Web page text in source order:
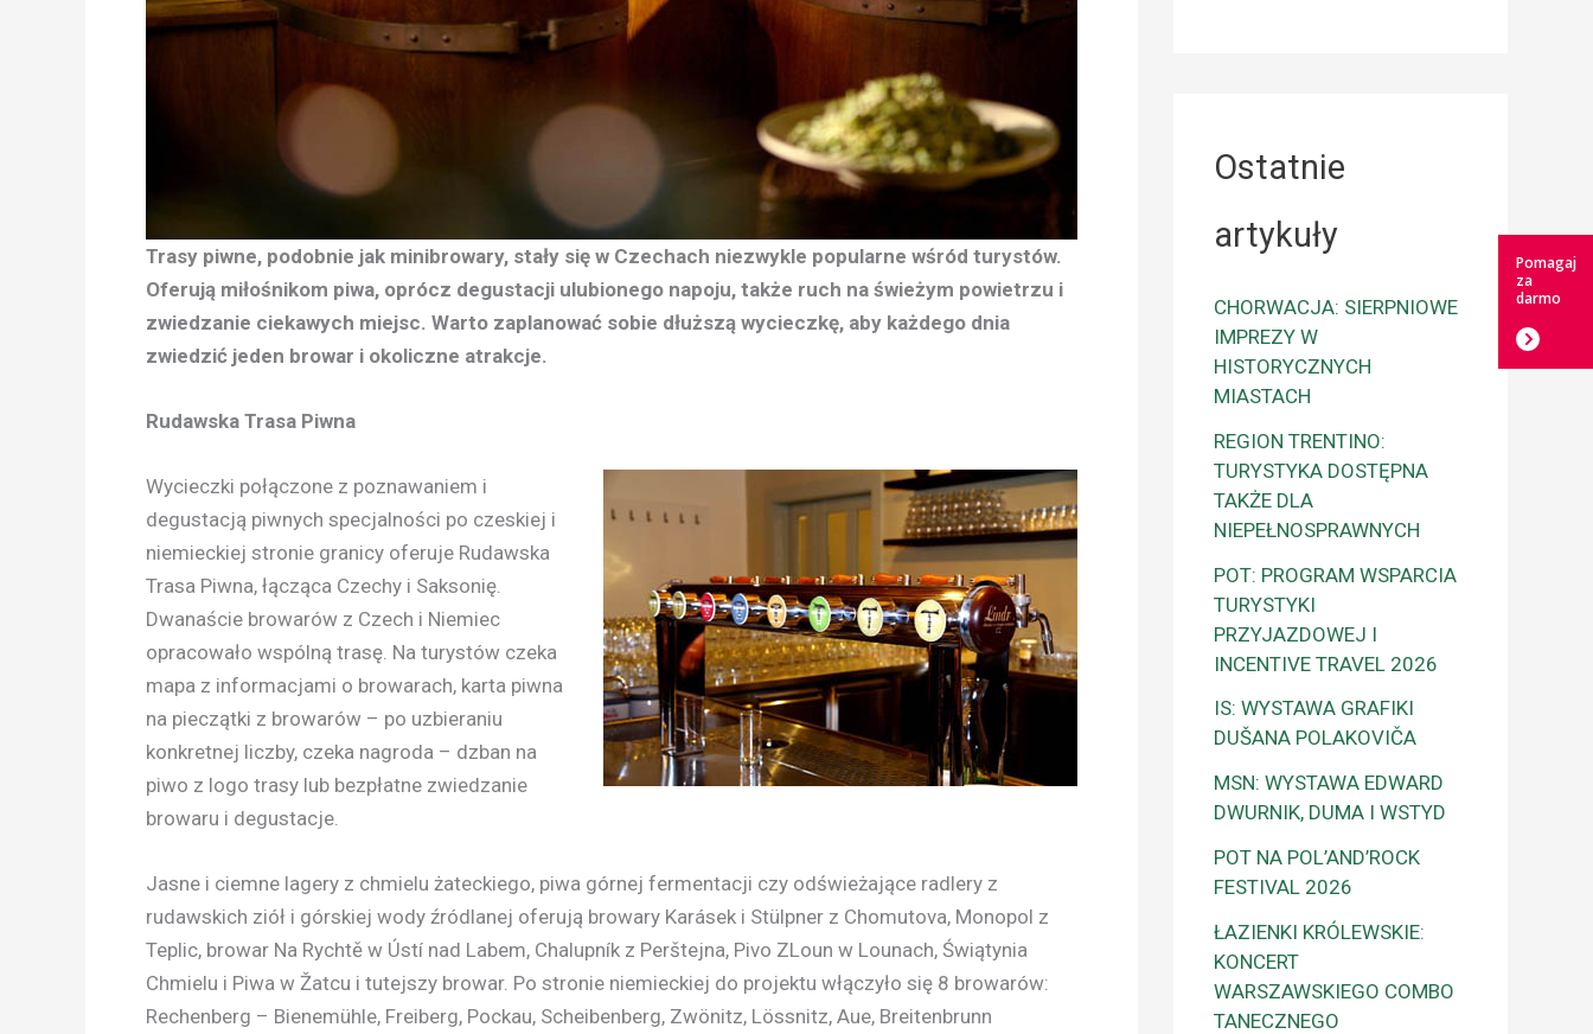
Trasy piwne, podobnie jak minibrowary, stały się w Czechach niezwykle popularne wśród turystów.
Oferują miłośnikom piwa, oprócz degustacji ulubionego napoju, także ruch na świeżym powietrzu i
zwiedzanie ciekawych miejsc. Warto zaplanować sobie dłuższą wycieczkę, aby każdego dnia
zwiedzić jeden browar i okoliczne atrakcje.
Rudawska Trasa Piwna
Wycieczki połączone z poznawaniem i
degustacją piwnych specjalności po czeskiej i
niemieckiej stronie granicy oferuje Rudawska
Trasa Piwna, łącząca Czechy i Saksonię.
Dwanaście browarów z Czech i Niemiec
opracowało wspólną trasę. Na turystów czeka
mapa z informacjami o browarach, karta piwna
na pieczątki z browarów – po uzbieraniu
konkretnej liczby, czeka nagroda – dzban na
piwo z logo trasy lub bezpłatne zwiedzanie
browaru i degustacje.
Jasne i ciemne lagery z chmielu żateckiego, piwa górnej fermentacji czy odświeżające radlery z
rudawskich ziół i górskiej wody źródlanej oferują browary Karásek i Stülpner z Chomutova, Monopol z
Teplic, browar Na Rychtě w Ústí nad Labem, Chalupník z Perštejna, Pivo ZLoun w Lounach, Świątynia
Chmielu i Piwa w Žatcu i tutejszy browar. Po stronie niemieckiej do projektu włączyło się 8 browarów:
Rechenberg – Bienemühle, Freiberg, Pockau, Scheibenberg, Zwönitz, Lössnitz, Aue, Breitenbrunn
Ostatnie
artykuły
CHORWACJA: SIERPNIOWE
IMPREZY W
HISTORYCZNYCH
MIASTACH
REGION TRENTINO:
TURYSTYKA DOSTĘPNA
TAKŻE DLA
NIEPEŁNOSPRAWNYCH
POT: PROGRAM WSPARCIA
TURYSTYKI
PRZYJAZDOWEJ I
INCENTIVE TRAVEL 2026
IS: WYSTAWA GRAFIKI
DUŠANA POLAKOVIČA
MSN: WYSTAWA EDWARD
DWURNIK, DUMA I WSTYD
POT NA POL’AND’ROCK
FESTIVAL 2026
ŁAZIENKI KRÓLEWSKIE:
KONCERT
WARSZAWSKIEGO COMBO
TANECZNEGO
Pomagaj
za
darmo